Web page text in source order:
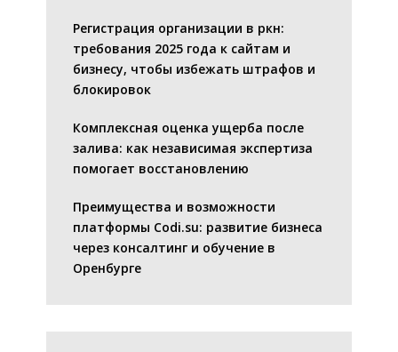
Регистрация организации в ркн:
требования 2025 года к сайтам и
бизнесу, чтобы избежать штрафов и
блокировок
Комплексная оценка ущерба после
залива: как независимая экспертиза
помогает восстановлению
Преимущества и возможности
платформы Codi.su: развитие бизнеса
через консалтинг и обучение в
Оренбурге